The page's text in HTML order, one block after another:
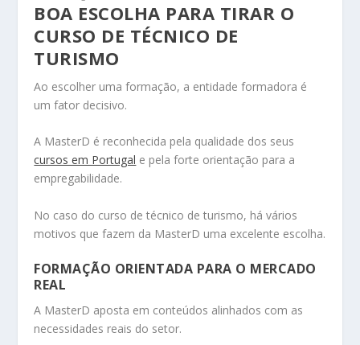
BOA ESCOLHA PARA TIRAR O
CURSO DE TÉCNICO DE
TURISMO
Ao escolher uma formação, a entidade formadora é
um fator decisivo.
A MasterD é reconhecida pela qualidade dos seus
cursos em Portugal e pela forte orientação para a
empregabilidade.
No caso do curso de técnico de turismo, há vários
motivos que fazem da MasterD uma excelente escolha.
FORMAÇÃO ORIENTADA PARA O MERCADO
REAL
A MasterD aposta em conteúdos alinhados com as
necessidades reais do setor.